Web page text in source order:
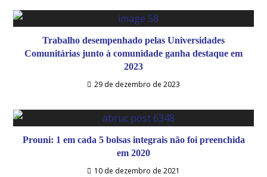
Trabalho desempenhado pelas Universidades
Comunitárias junto à comunidade ganha destaque em
2023
29 de dezembro de 2023
Prouni: 1 em cada 5 bolsas integrais não foi preenchida
em 2020
10 de dezembro de 2021